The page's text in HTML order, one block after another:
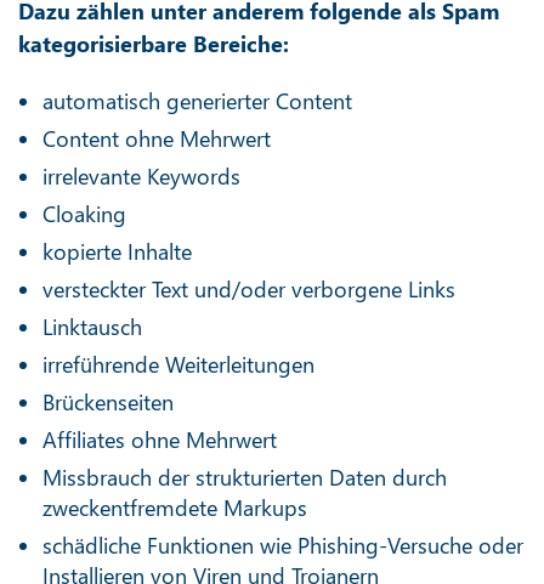
Dazu zählen unter anderem folgende als Spam
kategorisierbare Bereiche:
automatisch generierter Content
Content ohne Mehrwert
irrelevante Keywords
Cloaking
kopierte Inhalte
versteckter Text und/oder verborgene Links
Linktausch
irreführende Weiterleitungen
Brückenseiten
Affiliates ohne Mehrwert
Missbrauch der strukturierten Daten durch
zweckentfremdete Markups
schädliche Funktionen wie Phishing-Versuche oder
Installieren von Viren und Trojanern